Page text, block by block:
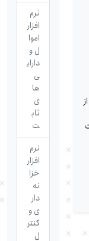
نرم
افزار
اموا
ل و
دارای
ی
ها
ی
ثاب
ت
نرم
افزار
خزا
نه
دار
ی و
کنتر